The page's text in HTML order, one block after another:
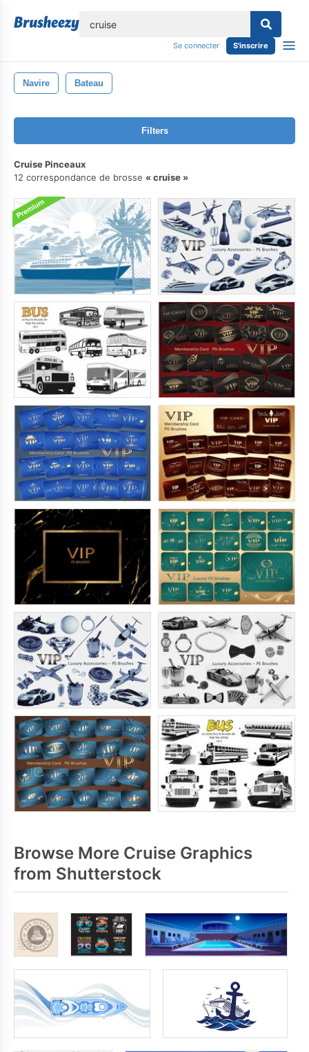
Se connecter S'inscrire
Navire Bateau
Filters
Cruise Pinceaux
12 correspondance de brosse
cruise
Browse More Cruise Graphics
from Shutterstock